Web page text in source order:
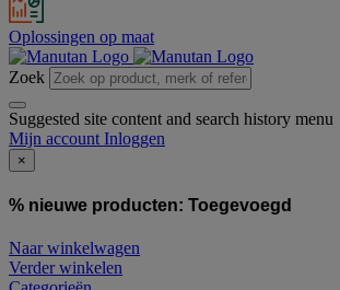
Oplossingen op maat
Zoek
Suggested site content and search history menu
Mijn account Inloggen
×
% nieuwe producten: Toegevoegd
Naar winkelwagen
Verder winkelen